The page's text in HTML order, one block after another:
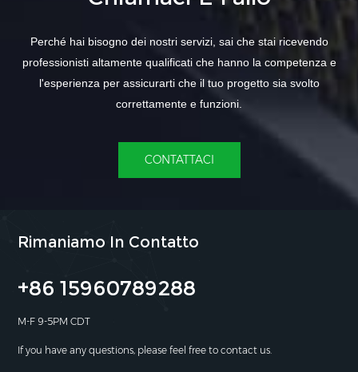
Perché hai bisogno dei nostri servizi, sai che stai ricevendo
professionisti altamente qualificati che hanno la competenza e
l'esperienza per assicurarti che il tuo progetto sia svolto
correttamente e funzioni.
CONTATTACI
Rimaniamo In Contatto
+86 15960789288
M-F 9-5PM CDT
If you have any questions, please feel free to contact us.